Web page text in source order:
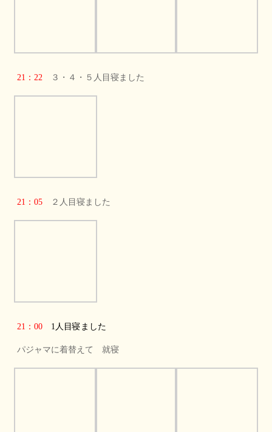
21：22 ３・４・５人目寝ました
21：05 ２人目寝ました
21：00 1人目寝ました
パジャマに着替えて 就寝